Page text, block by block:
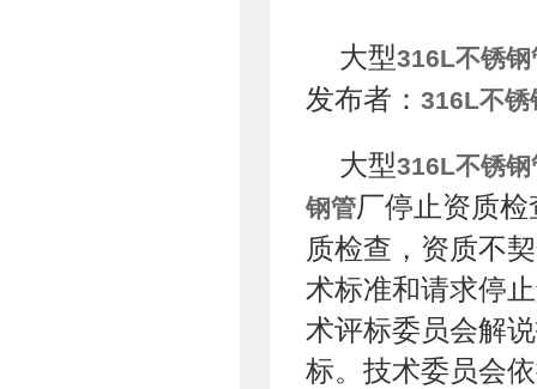
大型316L不锈钢
发布者： 316L不锈
大型316L不锈钢
钢管厂停止资质
质检查，资质不
术标准和请求停
术评标委员会解
标。技术委员会